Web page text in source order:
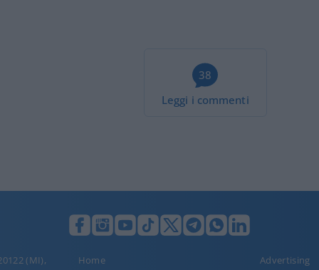
38
Leggi i commenti
(MI),
Home Advertising